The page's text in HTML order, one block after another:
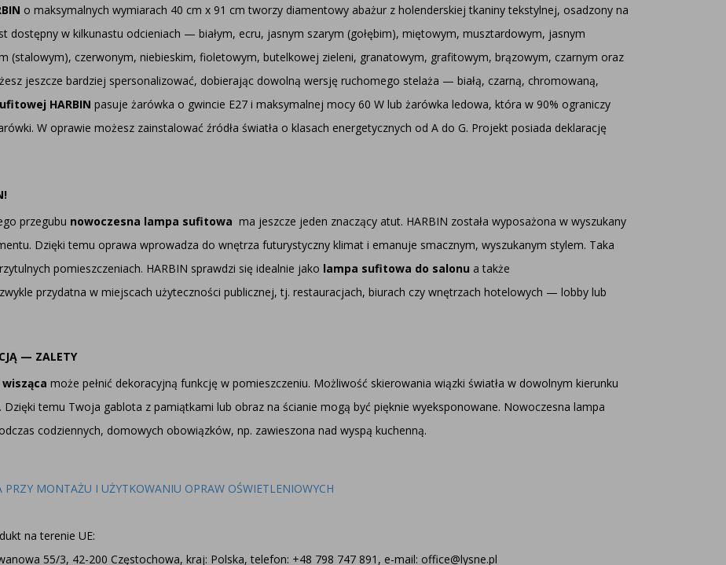
o maksymalnych wymiarach 40 cm x 91 cm tworzy diamentowy abażur z holenderskiej tkaniny tekstylnej, osadzony na
dostępny w kilkunastu odcieniach — białym, ecru, jasnym szarym (gołębim), miętowym, musztardowym, jasnym
(stalowym), czerwonym, niebieskim, fioletowym, butelkowej zieleni, granatowym, grafitowym, brązowym, czarnym oraz
jeszcze bardziej spersonalizować, dobierając dowolną wersję ruchomego stelaża — białą, czarną, chromowaną,
HARBIN pasuje żarówka o gwincie E27 i maksymalnej mocy 60 W lub żarówka ledowa, która w 90% ograniczy
W oprawie możesz zainstalować źródła światła o klasach energetycznych od A do G. Projekt posiada deklarację
przegubu nowoczesna lampa sufitowa ma jeszcze jeden znaczący atut. HARBIN została wyposażona w wyszukany
Dzięki temu oprawa wprowadza do wnętrza futurystyczny klimat i emanuje smacznym, wyszukanym stylem. Taka
pomieszczeniach. HARBIN sprawdzi się idealnie jako lampa sufitowa do salonu a także
przydatna w miejscach użyteczności publicznej, tj. restauracjach, biurach czy wnętrzach hotelowych — lobby lub
— ZALETY
może pełnić dekoracyjną funkcję w pomieszczeniu. Możliwość skierowania wiązki światła w dowolnym kierunku
temu Twoja gablota z pamiątkami lub obraz na ścianie mogą być pięknie wyeksponowane. Nowoczesna lampa
codziennych, domowych obowiązków, np. zawieszona nad wyspą kuchenną.
MONTAŻU I UŻYTKOWANIU OPRAW OŚWIETLENIOWYCH
na terenie UE:
55/3, 42-200 Częstochowa, kraj: Polska, telefon: +48 798 747 891, e-mail: office@lysne.pl